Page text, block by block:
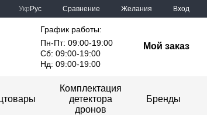
Укр Рус Сравнение Желания Вход
График работы:
Пн-Пт: 09:00-19:00
Сб: 09:00-19:00
Нд: 09:00-19:00
Мой заказ
Комплектация
детектора
дронов
Бренды